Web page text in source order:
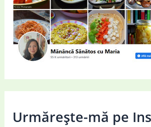
Urmărește-mă pe